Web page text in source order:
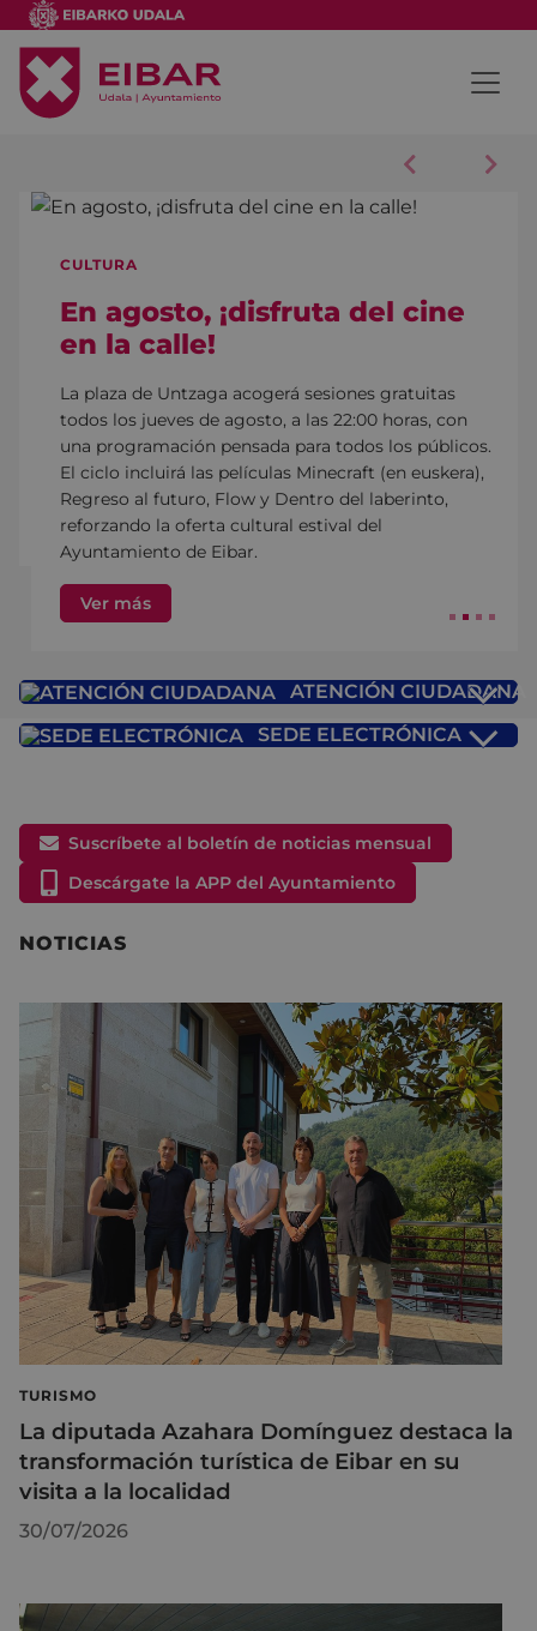
CULTURA
En agosto, ¡disfruta del cine
en la calle!
La plaza de Untzaga acogerá sesiones gratuitas
todos los jueves de agosto, a las 22:00 horas, con
una programación pensada para todos los públicos.
El ciclo incluirá las películas Minecraft (en euskera),
Regreso al futuro, Flow y Dentro del laberinto,
reforzando la oferta cultural estival del
Ayuntamiento de Eibar.
Ver más
Anterior
ATENCIÓN CIUDADANA
SEDE ELECTRÓNICA
NOTICIAS
Suscríbete al boletín de noticias mensual
Descárgate la APP del Ayuntamiento
TURISMO
La diputada Azahara Domínguez destaca la
transformación turística de Eibar en su
visita a la localidad
30/07/2026